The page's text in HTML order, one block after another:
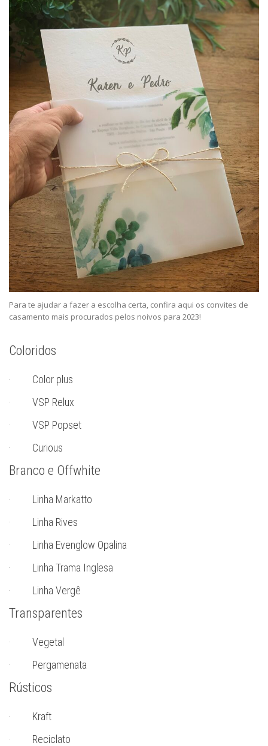
Para te ajudar a fazer a escolha certa, confira aqui os convites de
casamento mais procurados pelos noivos para 2023!
Coloridos
· Color plus
· VSP Relux
· VSP Popset
· Curious
Branco e Offwhite
· Linha Markatto
· Linha Rives
· Linha Evenglow Opalina
· Linha Trama Inglesa
· Linha Vergê
Transparentes
· Vegetal
· Pergamenata
Rústicos
· Kraft
· Reciclato